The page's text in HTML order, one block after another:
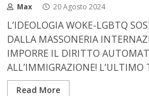
Max 20 Agosto 2024
L’IDEOLOGIA WOKE-LGBTQ
DALLA MASSONERIA
IMPORRE IL DIRITTO
ALL’IMMIGRAZIONE! L’ULTIMO
Read More